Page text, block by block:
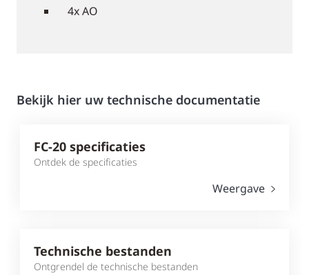
4x AO
Bekijk hier uw technische documentatie
FC-20 specificaties
Ontdek de specificaties
Weergave
Technische bestanden
Ontgrendel de technische bestanden